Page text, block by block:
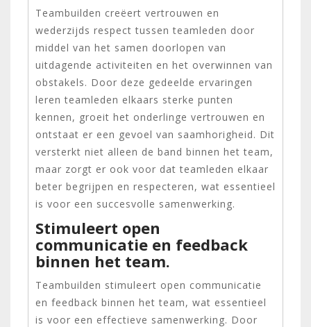
Teambuilden creëert vertrouwen en
wederzijds respect tussen teamleden door
middel van het samen doorlopen van
uitdagende activiteiten en het overwinnen van
obstakels. Door deze gedeelde ervaringen
leren teamleden elkaars sterke punten
kennen, groeit het onderlinge vertrouwen en
ontstaat er een gevoel van saamhorigheid. Dit
versterkt niet alleen de band binnen het team,
maar zorgt er ook voor dat teamleden elkaar
beter begrijpen en respecteren, wat essentieel
is voor een succesvolle samenwerking.
Stimuleert open
communicatie en feedback
binnen het team.
Teambuilden stimuleert open communicatie
en feedback binnen het team, wat essentieel
is voor een effectieve samenwerking. Door